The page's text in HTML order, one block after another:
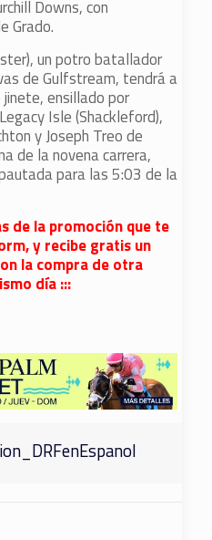
Downs, con
Grado.
un potro batallador
de Gulfstream, tendrá a
ensillado por
Isle (Shackleford),
y Joseph Treo de
de la novena carrera,
para las 5:03 de la
de la promoción que te
y recibe gratis un
la compra de otra
día :::